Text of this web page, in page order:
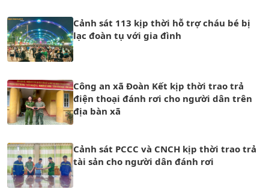
Cảnh sát 113 kịp thời hỗ trợ cháu bé bị
lạc đoàn tụ với gia đình
Công an xã Đoàn Kết kịp thời trao trả
điện thoại đánh rơi cho người dân trên
địa bàn xã
Cảnh sát PCCC và CNCH kịp thời trao trả
tài sản cho người dân đánh rơi